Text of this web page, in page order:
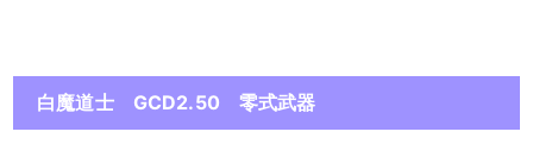
白魔道士 GCD2.50 零式武器